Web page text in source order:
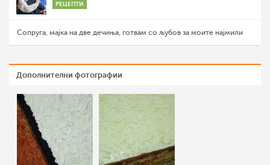
РЕЦЕПТИ
Сопруга, мајка на две дечиња, готвам со љубов за моите најмили
Дополнителни фотографии